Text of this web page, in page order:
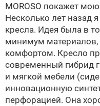
MOROSO покажет
Несколько лет назад
кресла. Идея была в
минимум материалов,
комфортом. Кресло
современный гибрид
и мягкой мебели
инновационную
перфорацией. Она